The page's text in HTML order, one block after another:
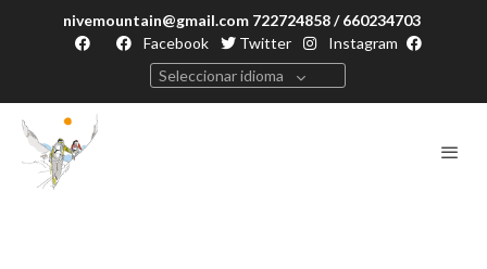
nivemountain@gmail.com 722724858 / 660234703
Facebook
Twitter
Instagram
Seleccionar idioma